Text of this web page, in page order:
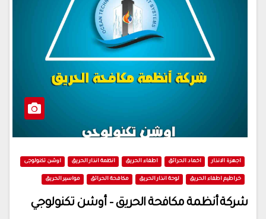
اجهزة الانذار اخماد الحرائق اطفاء الحريق انظمة انذار الحريق اوشن تكنولوجى
خراطيم اطفاء الحريق لوحة انذار الحريق مكافحة الحرائق مواسير الحريق
شركة أنظمة مكافحة الحريق – أوشن تكنولوجي